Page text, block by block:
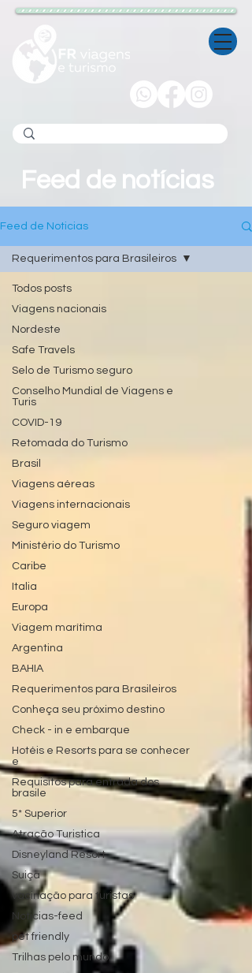
Feed de notícias
Feed de Noticias
Todos posts
Viagens nacionais
Nordeste
Safe Travels
Selo de Turismo seguro
Conselho Mundial de Viagens e
Turis
COVID-19
Retomada do Turismo
Brasil
Viagens aéreas
Viagens internacionais
Seguro viagem
Ministério do Turismo
Caribe
Italia
Europa
Viagem marítima
Argentina
BAHIA
Requerimentos para Brasileiros
Conheça seu próximo destino
Check - in e embarque
Hotéis e Resorts para se conhecer
e
Requisitos para entrada dos
brasile
5* Superior
Atração Turistica
Disneyland Resort
Suiça
vacinação para turistas
Noticias-feed
pet friendly
Trilhas pelo mundo.
Requerimentos para Brasileiros